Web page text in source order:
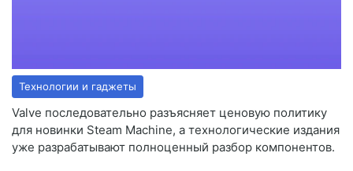
Технологии и гаджеты
Valve последовательно разъясняет ценовую политику
для новинки Steam Machine, а технологические издания
уже разрабатывают полноценный разбор компонентов.